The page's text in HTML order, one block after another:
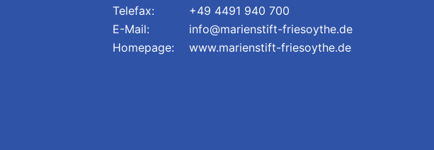
+49 4491 940 700
info@marienstift-friesoythe.de
www.marienstift-friesoythe.de